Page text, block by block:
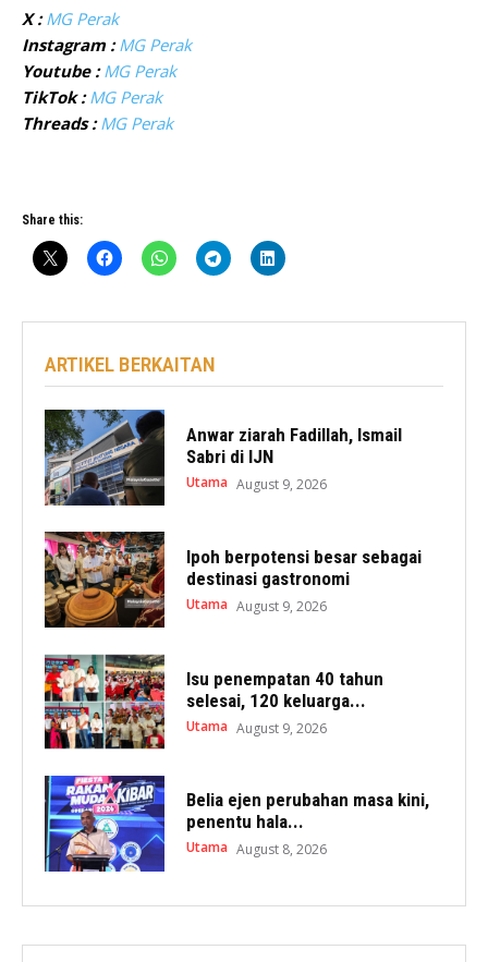
X : MG Perak
Instagram : MG Perak
Youtube : MG Perak
TikTok : MG Perak
Threads : MG Perak
Share this:
ARTIKEL BERKAITAN
Anwar ziarah Fadillah, Ismail
Sabri di IJN
Utama August 9, 2026
Ipoh berpotensi besar sebagai
destinasi gastronomi
Utama August 9, 2026
Isu penempatan 40 tahun
selesai, 120 keluarga...
Utama August 9, 2026
Belia ejen perubahan masa kini,
penentu hala...
Utama August 8, 2026